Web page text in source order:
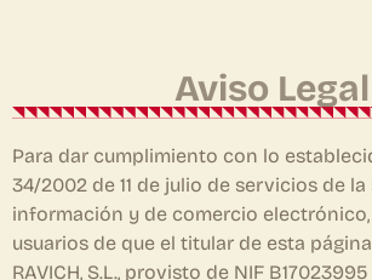
Aviso Legal
Para dar cumplimiento con lo
34/2002 de 11 de julio de servicios de
información y de comercio
usuarios de que el titular de esta
RAVICH, S.L., provisto de NIF